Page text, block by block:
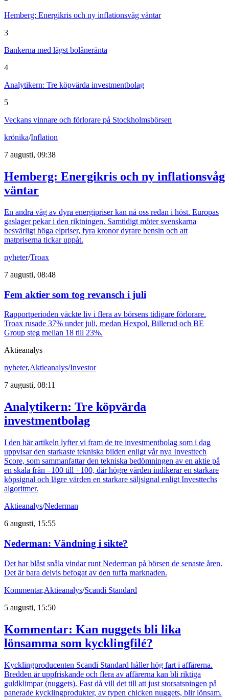
Hemberg: Energikris och ny inflationsvåg väntar
3
Bankerna med lägst bolåneränta
4
Analytikern: Tre köpvärda investmentbolag
5
Veckans vinnare och förlorare på Stockholmsbörsen
krönika/Inflation
7 augusti, 09:38
Hemberg: Energikris och ny inflationsvåg
väntar
En andra våg av dyra energipriser kan nå oss redan i höst. Europas
gaslager pekar i den riktningen. Samtidigt möter svenskarna
besvärligt höga elpriser, fyra kronor dyrare bensin och att
matpriserna tickar uppåt.
nyheter/Troax
7 augusti, 08:48
Fem aktier som tog revansch i juli
Rapportperioden väckte liv i flera av börsens tidigare förlorare.
Troax rusade 37% under juli, medan Hexpol, Billerud och BE
Group steg mellan 18 till 23%.
Aktieanalys
nyheter,Aktieanalys/Investor
7 augusti, 08:11
Analytikern: Tre köpvärda
investmentbolag
I den här artikeln lyfter vi fram de tre investmentbolag som i dag
uppvisar den starkaste tekniska bilden enligt vår nya Investtech
Score, som sammanfattar den tekniska bedömningen av en aktie på
en skala från –100 till +100, där högre värden indikerar en starkare
köpsignal och lägre värden en starkare säljsignal enligt Investtechs
algoritmer.
Aktieanalys/Nederman
6 augusti, 15:55
Nederman: Vändning i sikte?
Det har blåst snåla vindar runt Nederman på börsen de senaste åren.
Det är bara delvis befogat av den tuffa marknaden.
Kommentar,Aktieanalys/Scandi Standard
5 augusti, 15:50
Kommentar: Kan nuggets bli lika
lönsamma som kycklingfilé?
Kycklingproducenten Scandi Standard håller hög fart i affärerna.
Bredden är uppfriskande och flera av affärerna kan bli riktiga
guldklimpar (nuggets). Fast då vill det till att just storsatsningen på
panerade kycklingprodukter, av typen chicken nuggets, blir lönsam.